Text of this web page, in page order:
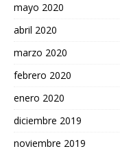
mayo 2020
abril 2020
marzo 2020
febrero 2020
enero 2020
diciembre 2019
noviembre 2019